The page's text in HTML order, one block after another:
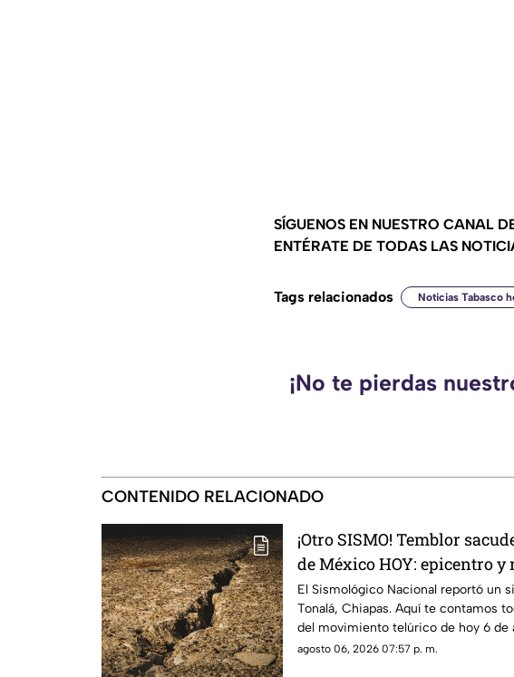
SÍGUENOS EN NUESTRO CANAL
ENTÉRATE DE TODAS LAS
Tags relacionados Noticias Tabasco
¡No te pierdas
CONTENIDO RELACIONADO
¡Otro SISMO! Temblor
de México HOY: epicentro
El Sismológico Nacional reportó un
Tonalá, Chiapas. Aquí te contamos
del movimiento telúrico de hoy 6 de
2026.
agosto 06, 2026 07:57 p. m.